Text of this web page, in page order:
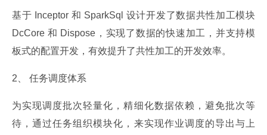
基于 Inceptor 和 SparkSql 设计开发了数据共性加工模块
DcCore 和 Dispose，实现了数据的快速加工，并支持模
板式的配置开发，有效提升了共性加工的开发效率。
2、 任务调度体系
为实现调度批次轻量化，精细化数据依赖，避免批次等
待，通过任务组织模块化，来实现作业调度的导出与上